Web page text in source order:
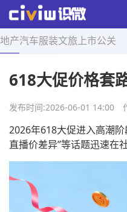
地产汽车服装文旅 上市公关
首页 > 舆情知识 > 正文
618大促价格套
发布时间:2026-06-01 14:00
2026年618大促进入高潮阶
直播价差异”等话题迅速在